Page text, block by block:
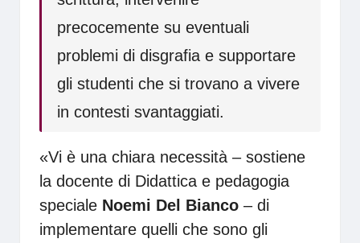
precocemente su eventuali
problemi di disgrafia e supportare
gli studenti che si trovano a vivere
in contesti svantaggiati.
«Vi è una chiara necessità – sostiene
la docente di Didattica e pedagogia
speciale Noemi Del Bianco – di
implementare quelli che sono gli